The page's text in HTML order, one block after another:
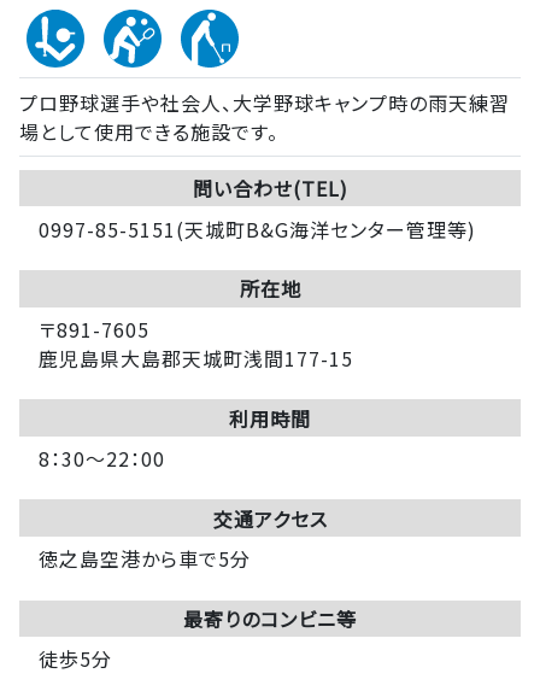
プロ野球選手や社会人、大学野球キャンプ時の雨天練習
場として使用できる施設です。
問い合わせ(TEL)
0997-85-5151(天城町B&G海洋センター管理等)
所在地
〒891-7605
鹿児島県大島郡天城町浅間177-15
利用時間
8：30～22：00
交通アクセス
徳之島空港から車で5分
最寄りのコンビニ等
徒歩5分